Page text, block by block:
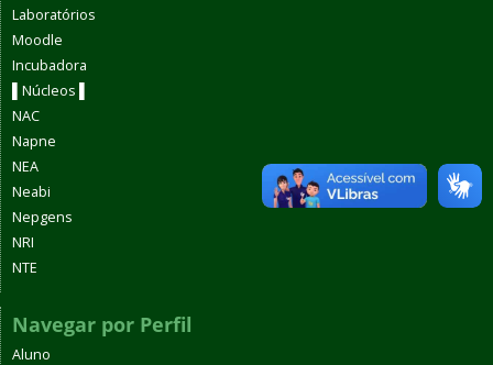
Laboratórios
Moodle
Incubadora
▌Núcleos ▌
NAC
Napne
NEA
Neabi
Nepgens
NRI
NTE
Navegar por Perfil
Aluno